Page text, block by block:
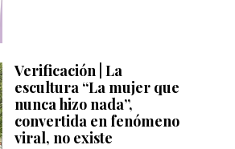
Verificación | La
escultura “La mujer que
nunca hizo nada”,
convertida en fenómeno
viral, no existe